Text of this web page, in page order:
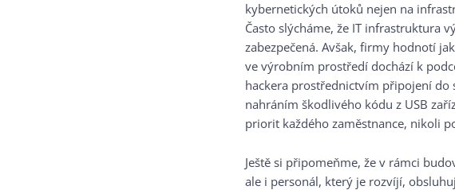
kybernetických útoků nejen na
Často slýcháme, že IT infrastruktura
zabezpečená. Avšak, firmy hodnotí
ve výrobním prostředí dochází k
hackera prostřednictvím připojení
nahráním škodlivého kódu z USB
priorit každého zaměstnance, nikoli
Ještě si připomeňme, že v rámci
ale i personál, který je rozvíjí,